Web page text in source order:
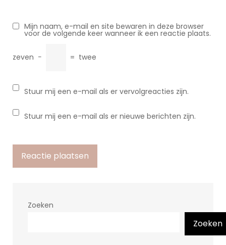
Mijn naam, e-mail en site bewaren in deze browser
voor de volgende keer wanneer ik een reactie plaats.
zeven − = twee
Stuur mij een e-mail als er vervolgreacties zijn.
Stuur mij een e-mail als er nieuwe berichten zijn.
Zoeken
Zoeken